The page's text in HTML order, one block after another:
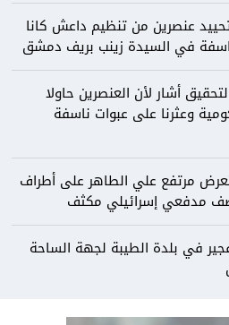
تحييد عنصرين من تنظيم داعش كانا
في السيدة زينب بريف دمشق
أشار لأن العنصرين حاولا
وعثرنا على عبوات ناسفة
مرتفع علي الطاهر على أطراف
مدفعي إسرائيلي مكثف
في بلدة الطيبة لجهة الساحة